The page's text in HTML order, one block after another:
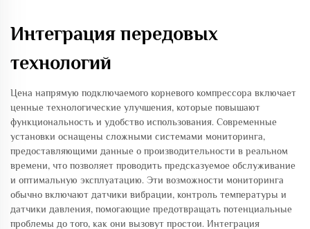
Интеграция передовых
технологий
Цена напрямую подключаемого корневого компрессора включает
ценные технологические улучшения, которые повышают
функциональность и удобство использования. Современные
установки оснащены сложными системами мониторинга,
предоставляющими данные о производительности в реальном
времени, что позволяет проводить предсказуемое обслуживание
и оптимальную эксплуатацию. Эти возможности мониторинга
обычно включают датчики вибрации, контроль температуры и
датчики давления, помогающие предотвращать потенциальные
проблемы до того, как они вызовут простои. Интеграция